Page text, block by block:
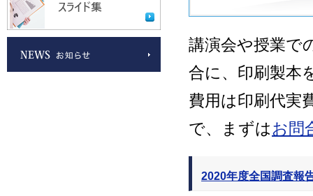
講演会や授業で
合に、印刷製本
費用は印刷代実
で、まずはお問
2020年度全国調査報